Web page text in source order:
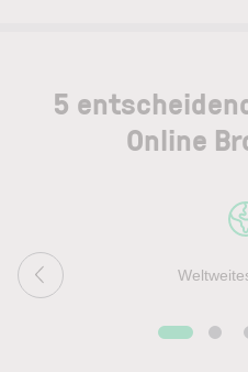
5
Online